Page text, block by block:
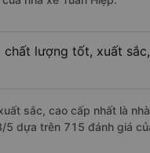
lượng tốt, xuất
sắc, cao cấp nhất là
5 dựa trên 715 đánh giá